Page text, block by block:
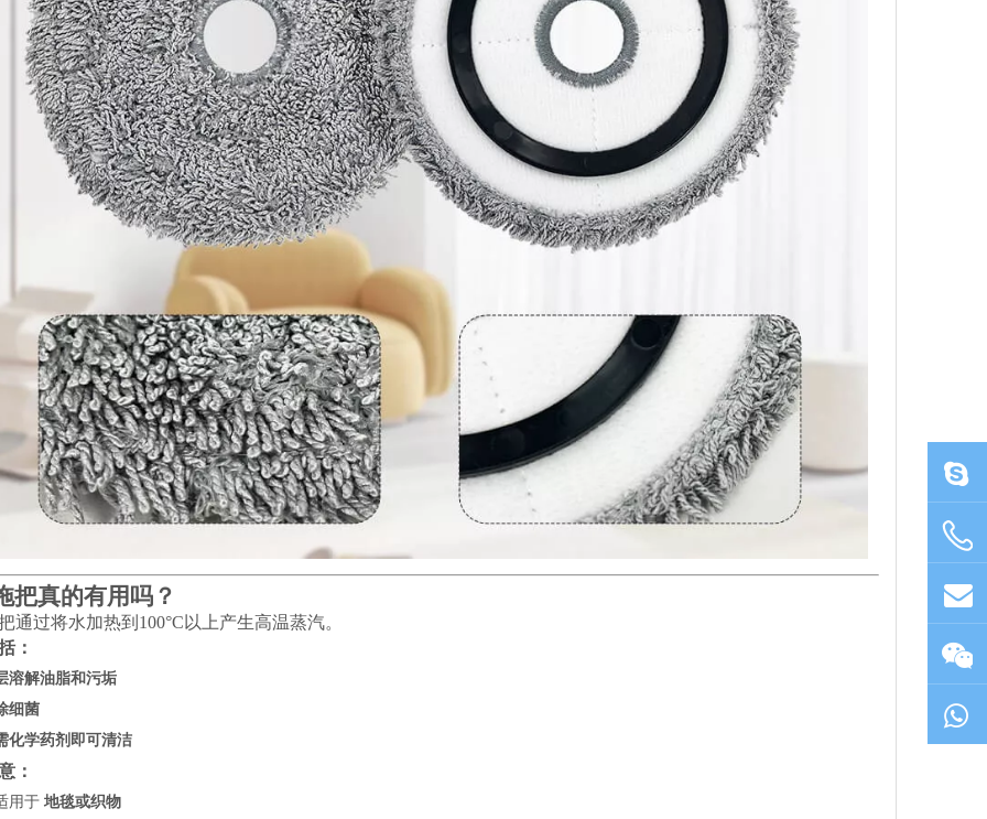
把真的有用吗？
通过将水加热到100°C以上产生高温蒸汽。
：
溶解油脂和污垢
细菌
化学药剂即可清洁
：
用于 地毯或织物